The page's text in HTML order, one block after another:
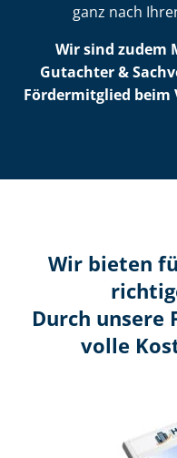
ganz nach
Wir sind zudem
Gutachter &
Fördermitglied beim
Wir bieten
Durch unsere
volle